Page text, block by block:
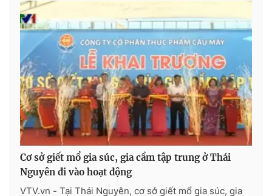
VTV Money VTV Thể thao
VTV Sức khoẻ Bất động sản
Thị trường 24h Tấm lòng Việt
VTV4 Vươn mình bằng AI
VTV9 VTV8
Liên hệ tòa soạn English
Cơ sở giết mổ gia súc, gia cầm tập trung ở Thái
Nguyên đi vào hoạt động
VTV.vn - Tại Thái Nguyên, cơ sở giết mổ gia súc, gia